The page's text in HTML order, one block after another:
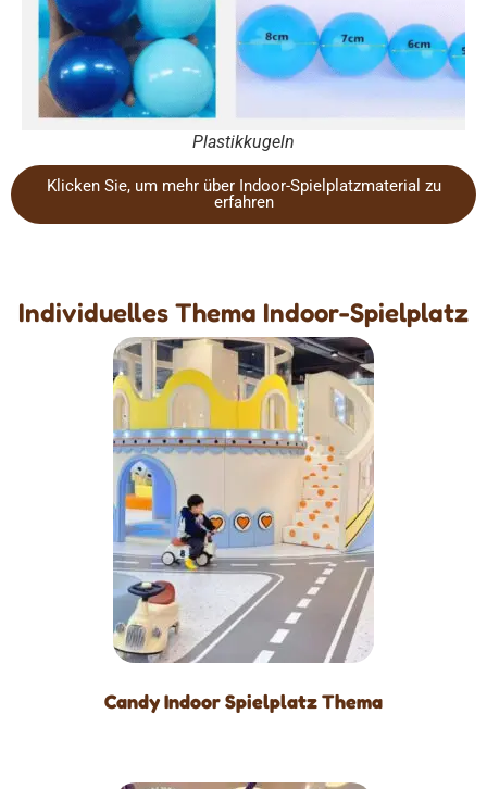
Plastikkugeln
Klicken Sie, um mehr über Indoor-Spielplatzmaterial zu
erfahren
Individuelles Thema Indoor-Spielplatz
Candy Indoor Spielplatz Thema